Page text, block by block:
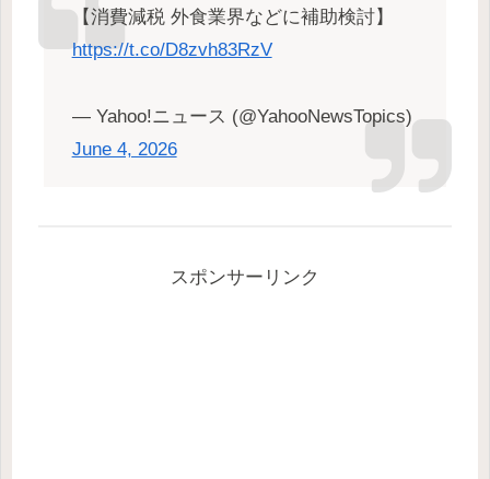
【消費減税 外食業界などに補助検討】
https://t.co/D8zvh83RzV
— Yahoo!ニュース (@YahooNewsTopics)
June 4, 2026
スポンサーリンク